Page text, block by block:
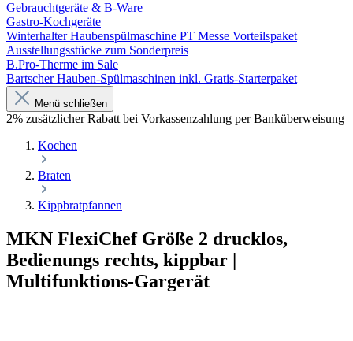
Gebrauchtgeräte & B-Ware
Gastro-Kochgeräte
Winterhalter Haubenspülmaschine PT Messe Vorteilspaket
Ausstellungsstücke zum Sonderpreis
B.Pro-Therme im Sale
Bartscher Hauben-Spülmaschinen inkl. Gratis-Starterpaket
Menü schließen
2% zusätzlicher Rabatt bei Vorkassenzahlung per Banküberweisung
Kochen
Braten
Kippbratpfannen
MKN FlexiChef Größe 2 drucklos,
Bedienungs rechts, kippbar |
Multifunktions-Gargerät